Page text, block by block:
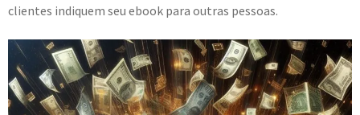
clientes indiquem seu ebook para outras pessoas.